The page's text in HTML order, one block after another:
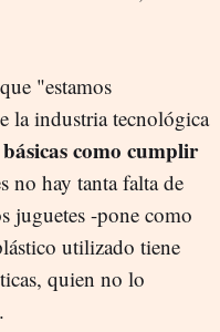
"estamos
la industria tecnológica
básicas como cumplir
no hay tanta falta de
juguetes -pone como
utilizado tiene
quien no lo